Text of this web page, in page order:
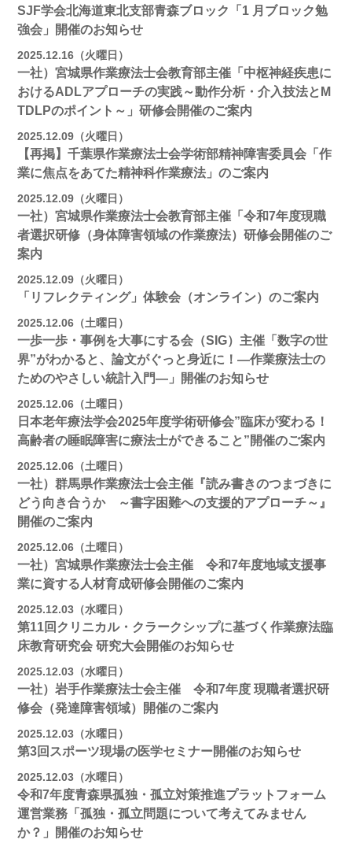
SJF学会北海道東北支部⻘森ブロック「1 月ブロック勉
強会」開催のお知らせ
2025.12.16（火曜日）
一社）宮城県作業療法士会教育部主催「中枢神経疾患に
おけるADLアプローチの実践～動作分析・介入技法とM
TDLPのポイント～」研修会開催のご案内
2025.12.09（火曜日）
【再掲】千葉県作業療法士会学術部精神障害委員会「作
業に焦点をあてた精神科作業療法」のご案内
2025.12.09（火曜日）
一社）宮城県作業療法士会教育部主催「令和7年度現職
者選択研修（身体障害領域の作業療法）研修会開催のご
案内
2025.12.09（火曜日）
「リフレクティング」体験会（オンライン）のご案内
2025.12.06（土曜日）
一歩一歩・事例を大事にする会（SIG）主催「数字の世
界”がわかると、論文がぐっと身近に！―作業療法士の
ためのやさしい統計入門―」開催のお知らせ
2025.12.06（土曜日）
日本老年療法学会2025年度学術研修会”臨床が変わる！
高齢者の睡眠障害に療法士ができること”開催のご案内
2025.12.06（土曜日）
一社）群馬県作業療法士会主催『読み書きのつまづきに
どう向き合うか ～書字困難への支援的アプローチ～』
開催のご案内
2025.12.06（土曜日）
一社）宮城県作業療法士会主催 令和7年度地域支援事
業に資する人材育成研修会開催のご案内
2025.12.03（水曜日）
第11回クリニカル・クラークシップに基づく作業療法臨
床教育研究会 研究大会開催のお知らせ
2025.12.03（水曜日）
一社）岩手作業療法士会主催 令和7年度 現職者選択研
修会（発達障害領域）開催のご案内
2025.12.03（水曜日）
第3回スポーツ現場の医学セミナー開催のお知らせ
2025.12.03（水曜日）
令和7年度青森県孤独・孤立対策推進プラットフォーム
運営業務「孤独・孤立問題について考えてみません
か？」開催のお知らせ